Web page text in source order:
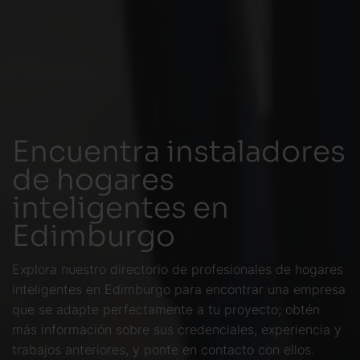
Encuentra instaladores
de hogares
inteligentes en
Edimburgo
Explora nuestro directorio de profesionales de hogares
inteligentes en Edimburgo para encontrar una empresa
que se adapte perfectamente a tu proyecto; obtén
más información sobre sus credenciales, experiencia y
trabajos anteriores, y ponte en contacto con ellos.